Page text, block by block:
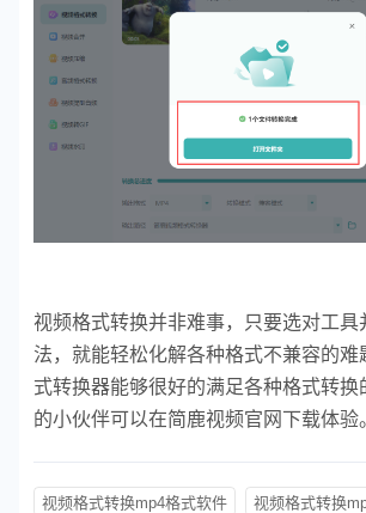
视频格式转换并非难事，只要选对工具
法，就能轻松化解各种格式不兼容的难
式转换器能够很好的满足各种格式转换
的小伙伴可以在简鹿视频官网下载体验
视频格式转换mp4格式软件 视频格式转换